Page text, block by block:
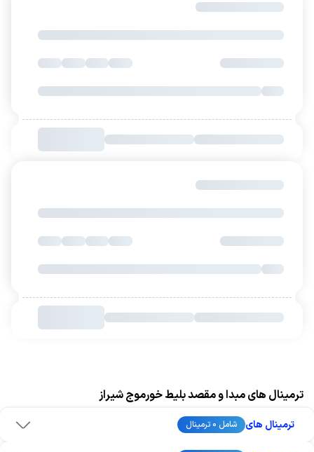
ترمینال های مبدا و مقصد بلیط خورموج شیراز
ترمینال های شامل 0 ترمینال